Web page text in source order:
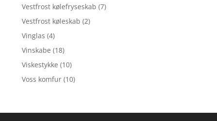
Vestfrost kølefryseskab (7)
Vestfrost køleskab (2)
Vinglas (4)
Vinskabe (18)
Viskestykke (10)
Voss komfur (10)